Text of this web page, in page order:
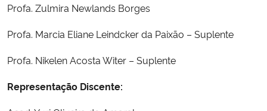
Profa. Zulmira Newlands Borges
Profa. Marcia Eliane Leindcker da Paixão – Suplente
Profa. Nikelen Acosta Witer – Suplente
Representação Discente: